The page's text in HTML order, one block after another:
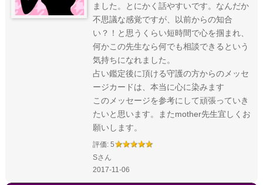
ました。とにかく話やすいです。なんだか
不思議な感覚ですが、以前からの知合
い？！と思うくらい短時間で心を掴まれ、
何かこの先生なら何でも相談できるという
気持ちになれました。
占い鑑定後に頂ける守護の方からのメッセ
ージカードは、本当に心に染みます
このメッセージを参考にして頑張っていき
たいと思います。またmother先生宜しくお
願いします。
評価: 5
Sさん
2017-11-06